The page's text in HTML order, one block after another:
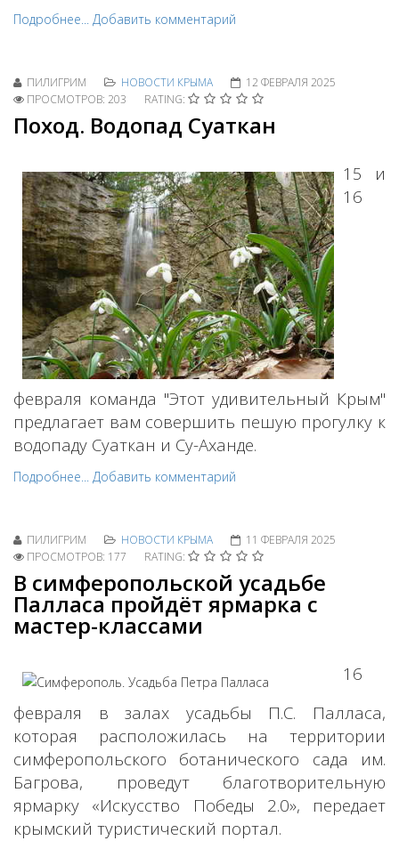
Подробнее... Добавить комментарий
ПИЛИГРИМ НОВОСТИ КРЫМА
12 ФЕВРАЛЯ 2025
ПРОСМОТРОВ: 203
RATING:
Поход. Водопад Суаткан
15 и
16
февраля команда "Этот удивительный Крым"
предлагает вам совершить пешую прогулку к
водопаду Суаткан и Су-Аханде.
Подробнее... Добавить комментарий
ПИЛИГРИМ НОВОСТИ КРЫМА
11 ФЕВРАЛЯ 2025
ПРОСМОТРОВ: 177
RATING:
В симферопольской усадьбе
Палласа пройдёт ярмарка с
мастер-классами
16
февраля в залах усадьбы П.С. Палласа,
которая расположилась на территории
симферопольского ботанического сада им.
Багрова, проведут благотворительную
ярмарку «Искусство Победы 2.0», передает
крымский туристический портал.